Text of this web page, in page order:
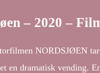
– 2020 –
NORDSJØEN
en dramatisk vending.